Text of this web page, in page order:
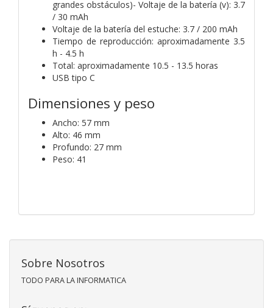
grandes obstáculos)- Voltaje de la batería (v): 3.7
/ 30 mAh
Voltaje de la batería del estuche: 3.7 / 200 mAh
Tiempo de reproducción: aproximadamente 3.5
h - 4.5 h
Total: aproximadamente 10.5 - 13.5 horas
USB tipo C
Dimensiones y peso
Ancho: 57 mm
Alto: 46 mm
Profundo: 27 mm
Peso: 41
Sobre Nosotros
TODO PARA LA INFORMATICA